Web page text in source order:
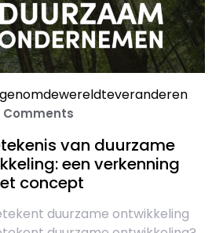
Comments
van duurzame
een verkenning
concept
duurzame ontwikkeling